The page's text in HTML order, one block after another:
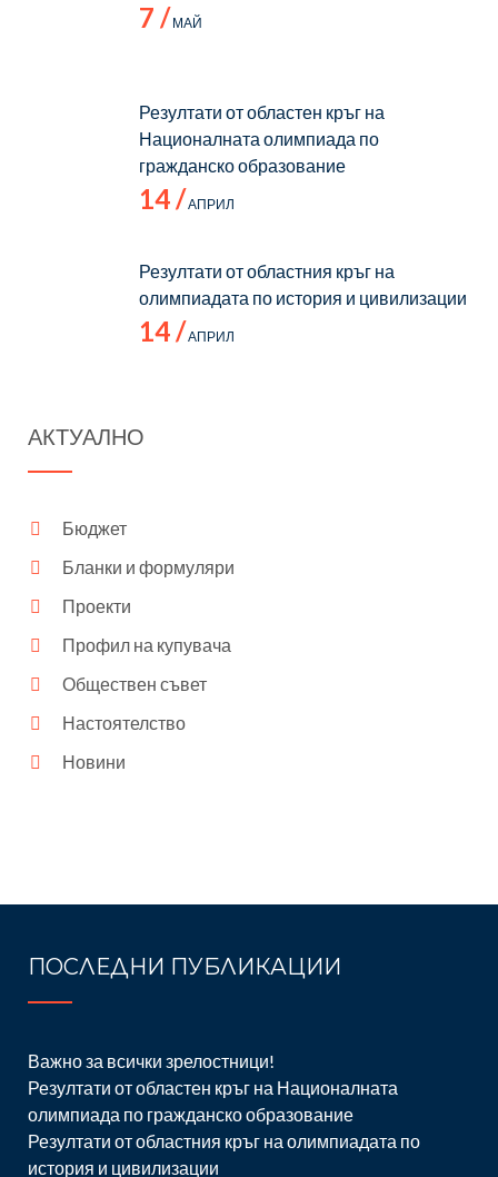
7 / МАЙ
Резултати от областен кръг на
Националната олимпиада по
гражданско образование
14 /АПРИЛ
Резултати от областния кръг на
олимпиадата по история и цивилизации
14 /АПРИЛ
АКТУАЛНО
Бюджет
Бланки и формуляри
Проекти
Профил на купувача
Обществен съвет
Настоятелство
Новини
ПОСЛЕДНИ ПУБЛИКАЦИИ
Важно за всички зрелостници!
Резултати от областен кръг на Националната
олимпиада по гражданско образование
Резултати от областния кръг на олимпиадата по
история и цивилизации